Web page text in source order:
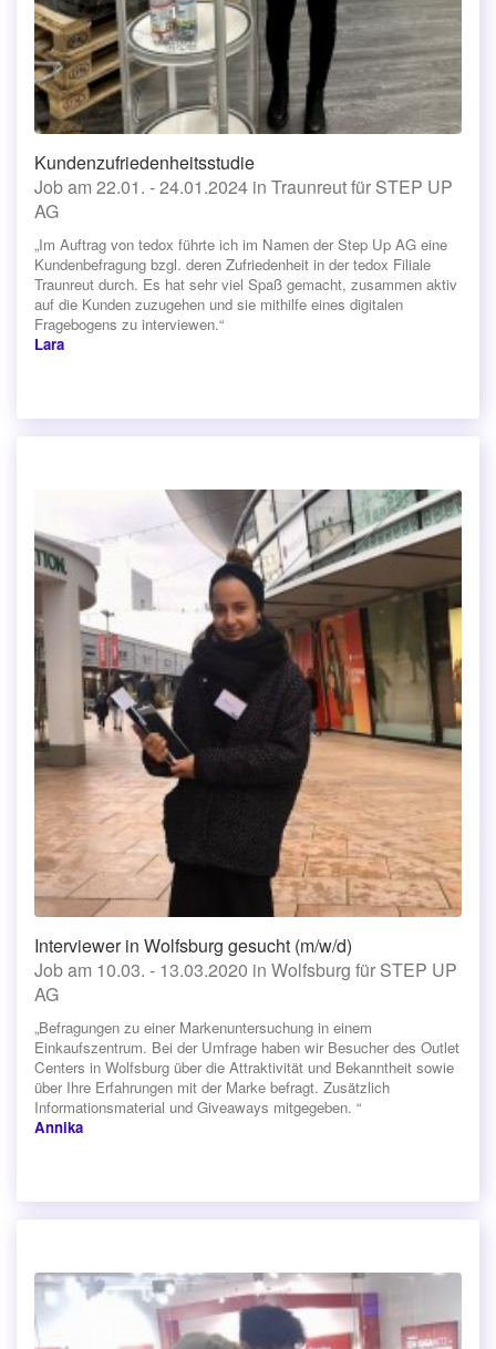
Kundenzufriedenheitsstudie
Job am 22.01. - 24.01.2024 in Traunreut für STEP UP
AG
„Im Auftrag von tedox führte ich im Namen der Step Up AG eine
Kundenbefragung bzgl. deren Zufriedenheit in der tedox Filiale
Traunreut durch. Es hat sehr viel Spaß gemacht, zusammen aktiv
auf die Kunden zuzugehen und sie mithilfe eines digitalen
Fragebogens zu interviewen.“
Lara
Interviewer in Wolfsburg gesucht (m/w/d)
Job am 10.03. - 13.03.2020 in Wolfsburg für STEP UP
AG
„Befragungen zu einer Markenuntersuchung in einem
Einkaufszentrum. Bei der Umfrage haben wir Besucher des Outlet
Centers in Wolfsburg über die Attraktivität und Bekanntheit sowie
über Ihre Erfahrungen mit der Marke befragt. Zusätzlich
Informationsmaterial und Giveaways mitgegeben. “
Annika